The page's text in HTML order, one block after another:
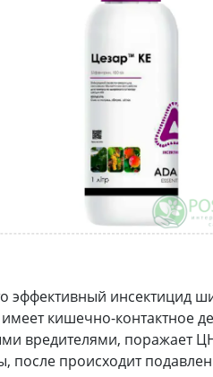
эффективный инсектицид
кишечно-контактное
вредителями, поражает
после происходит